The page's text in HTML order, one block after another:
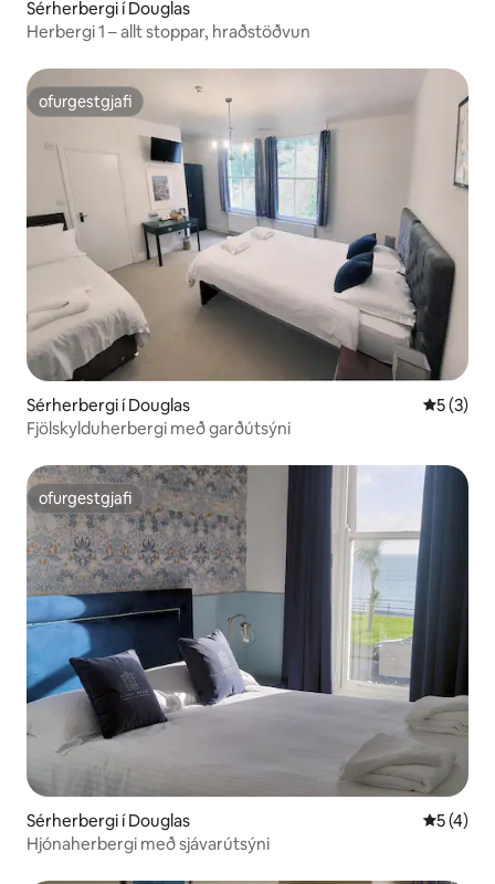
Sérherbergi í Douglas
Herbergi 1 – allt stoppar, hraðstöðvun
ofurgestgjafi
ofurgestgjafi
Sérherbergi í Douglas 5 af 5 í
5 (3)
Fjölskylduherbergi með garðútsýni
ofurgestgjafi
ofurgestgjafi
Sérherbergi í Douglas 5 af 5 í
5 (4)
Hjónaherbergi með sjávarútsýni